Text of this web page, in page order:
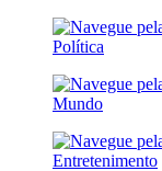
Política
Mundo
Entretenimento